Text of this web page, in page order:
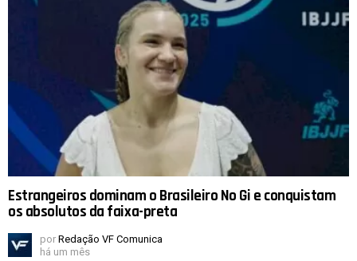
Estrangeiros dominam o Brasileiro No Gi e conquistam
os absolutos da faixa-preta
por Redação VF Comunica
há um mês